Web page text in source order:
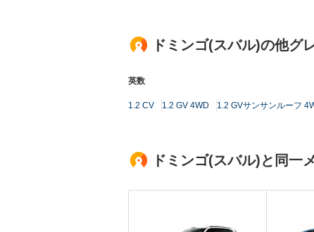
ドミンゴ(スバル)の他グ
英数
1.2 CV 1.2 GV 4WD 1.2 GVサンサンルーフ
ドミンゴ(スバル)と同一